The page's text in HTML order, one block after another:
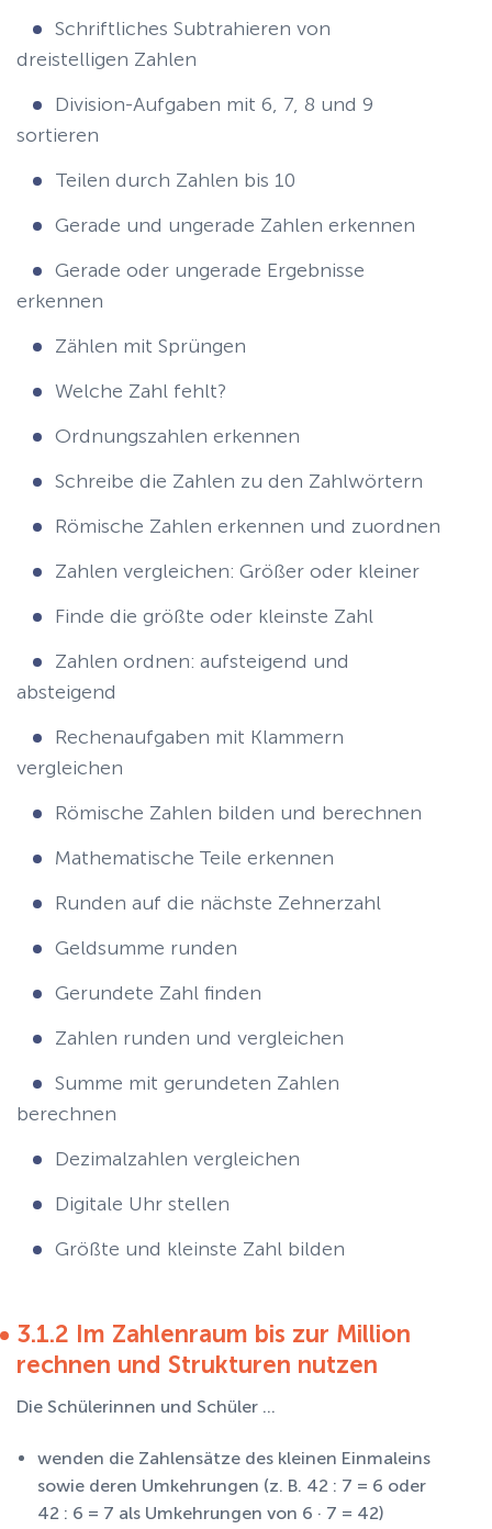
Schriftliches Subtrahieren von
dreistelligen Zahlen
Division-Aufgaben mit 6, 7, 8 und 9
sortieren
Teilen durch Zahlen bis 10
Gerade und ungerade Zahlen erkennen
Gerade oder ungerade Ergebnisse
erkennen
Zählen mit Sprüngen
Welche Zahl fehlt?
Ordnungszahlen erkennen
Schreibe die Zahlen zu den Zahlwörtern
Römische Zahlen erkennen und zuordnen
Zahlen vergleichen: Größer oder kleiner
Finde die größte oder kleinste Zahl
Zahlen ordnen: aufsteigend und
absteigend
Rechenaufgaben mit Klammern
vergleichen
Römische Zahlen bilden und berechnen
Mathematische Teile erkennen
Runden auf die nächste Zehnerzahl
Geldsumme runden
Gerundete Zahl finden
Zahlen runden und vergleichen
Summe mit gerundeten Zahlen
berechnen
Dezimalzahlen vergleichen
Digitale Uhr stellen
Größte und kleinste Zahl bilden
3.1.2 Im Zahlenraum bis zur Million
rechnen und Strukturen nutzen
Die Schülerinnen und Schüler ...
wenden die Zahlensätze des kleinen Einmaleins
sowie deren Umkehrungen (z. B. 42 : 7 = 6 oder
42 : 6 = 7 als Umkehrungen von 6 · 7 = 42)